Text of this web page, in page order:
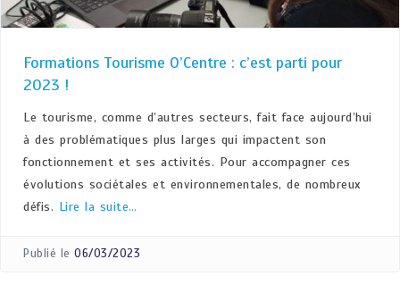
Formations Tourisme O’Centre : c’est parti pour
2023 !
Le tourisme, comme d’autres secteurs, fait face aujourd’hui
à des problématiques plus larges qui impactent son
fonctionnement et ses activités. Pour accompagner ces
évolutions sociétales et environnementales, de nombreux
défis. Lire la suite…
Publié le 06/03/2023